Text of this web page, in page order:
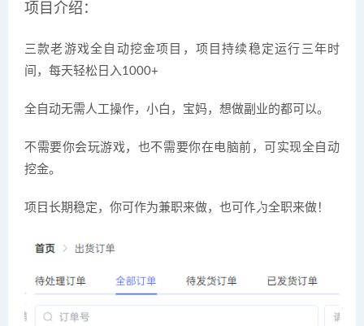
项目介绍：
三款老游戏全自动挖金项目，项目持续稳定运行三年时
间，每天轻松日入1000+
全自动无需人工操作，小白，宝妈，想做副业的都可以。
不需要你会玩游戏，也不需要你在电脑前，可实现全自动
挖金。
项目长期稳定，你可作为兼职来做，也可作为全职来做！